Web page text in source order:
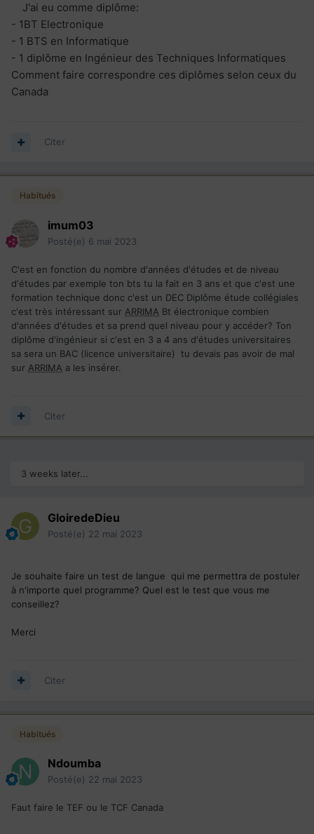
J'ai eu comme diplôme:
- 1BT Electronique
- 1 BTS en Informatique
- 1 diplôme en Ingénieur des Techniques Informatiques
Comment faire correspondre ces diplômes selon ceux du
Canada
Citer
Habitués
imum03
Posté(e) 6 mai 2023
C'est en fonction du nombre d'années d'études et de niveau
d'études par exemple ton bts tu la fait en 3 ans et que c'est une
formation technique donc c'est un DEC Diplôme étude collégiales
c'est très intéressant sur ARRIMA Bt électronique combien
d'années d'études et sa prend quel niveau pour y accéder? Ton
diplôme d'ingénieur si c'est en 3 a 4 ans d'études universitaires
sa sera un BAC (licence universitaire) tu devais pas avoir de mal
sur ARRIMA a les insérer.
Citer
3 weeks later...
GloiredeDieu
Posté(e) 22 mai 2023
Je souhaite faire un test de langue qui me permettra de postuler
à n'importe quel programme? Quel est le test que vous me
conseillez?
Merci
Citer
Habitués
Ndoumba
Posté(e) 22 mai 2023
Faut faire le TEF ou le TCF Canada